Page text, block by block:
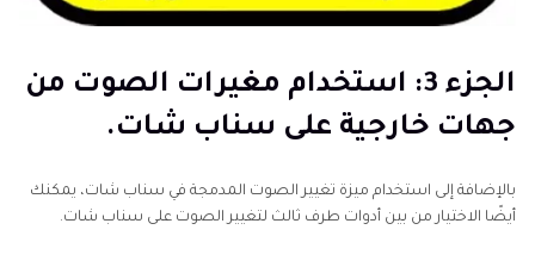
الجزء 3: استخدام مغيرات الصوت من
جهات خارجية على سناب شات.
بالإضافة إلى استخدام ميزة تغيير الصوت المدمجة في سناب شات، يمكنك
أيضًا الاختيار من بين أدوات طرف ثالث لتغيير الصوت على سناب شات.